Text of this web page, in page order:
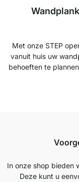
Met onze STEP
vanuit huis uw
behoeften te
In onze shop bieden
Deze kunt u